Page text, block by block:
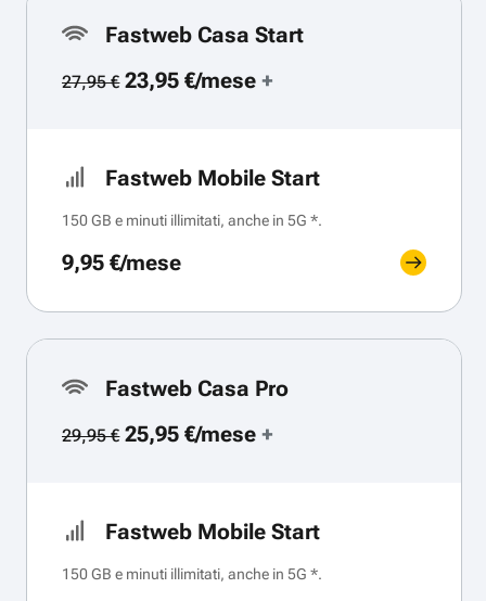
Fastweb Casa Start
27,95 €23,95 €/mese+
Fastweb Mobile Start
150 GB e minuti illimitati, anche in 5G *.
9,95 €/mese
Fastweb Casa Pro
29,95 €25,95 €/mese+
Fastweb Mobile Start
150 GB e minuti illimitati, anche in 5G *.